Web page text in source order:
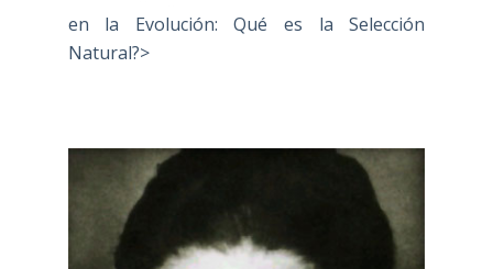
en la Evolución: Qué es la Selección
Natural?>